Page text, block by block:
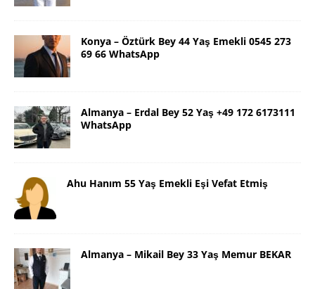
Konya – Öztürk Bey 44 Yaş Emekli 0545 273
69 66 WhatsApp
Almanya – Erdal Bey 52 Yaş +49 172 6173111
WhatsApp
Ahu Hanım 55 Yaş Emekli Eşi Vefat Etmiş
Almanya – Mikail Bey 33 Yaş Memur BEKAR